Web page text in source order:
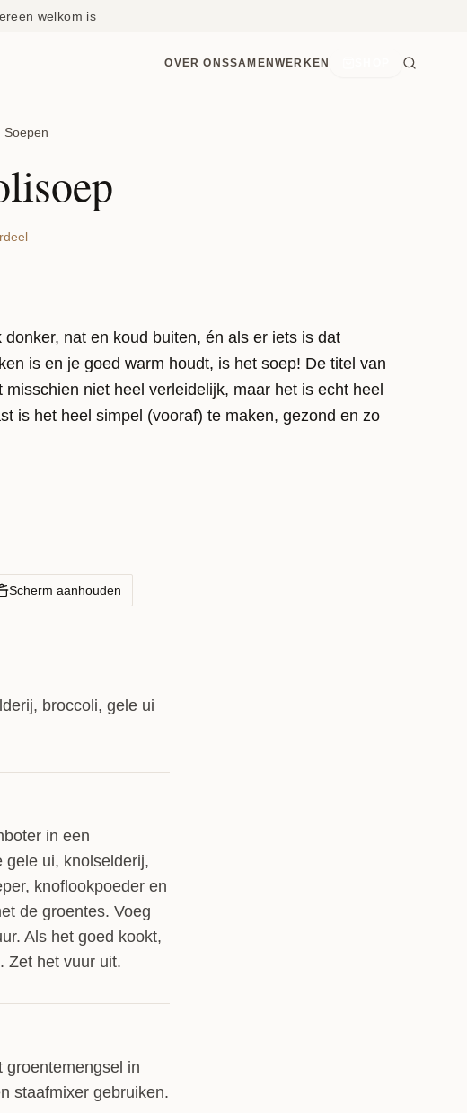
welkom is
OVER ONSSAMENWERKEN
Soepen
donker, nat en koud buiten, én als er iets is dat
is en je goed warm houdt, is het soep! De titel van
misschien niet heel verleidelijk, maar het is echt heel
is het heel simpel (vooraf) te maken, gezond en zo
Scherm aanhouden
broccoli, gele ui
in een
gele ui, knolselderij,
knoflookpoeder en
de groentes. Voeg
Als het goed kookt,
Zet het vuur uit.
groentemengsel in
staafmixer gebruiken.